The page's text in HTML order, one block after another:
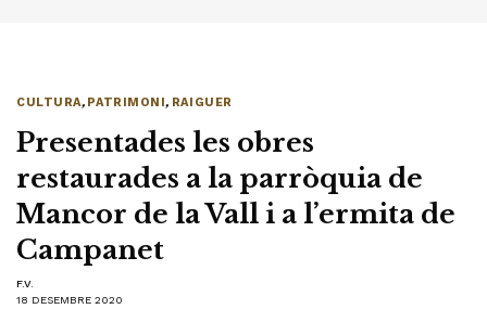
CULTURA, PATRIMONI, RAIGUER
Presentades les obres
restaurades a la parròquia de
Mancor de la Vall i a l’ermita de
Campanet
F.V.
18 DESEMBRE 2020